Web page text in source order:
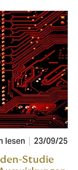
lesen 23/09/25
Studie